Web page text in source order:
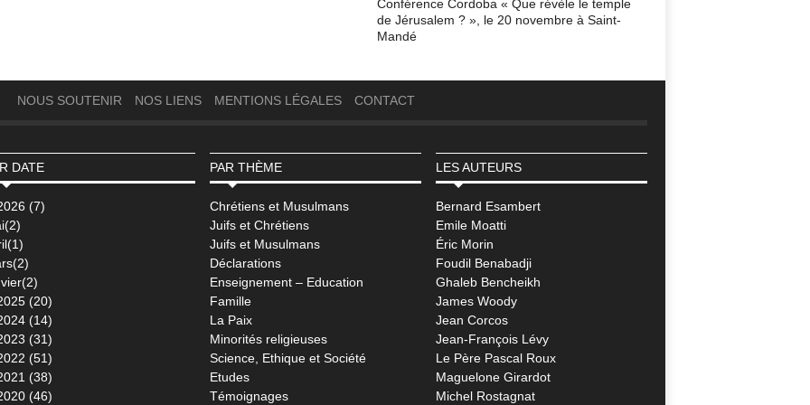
Conférence Cordoba « Que révèle le temple
de Jérusalem ? », le 20 novembre à Saint-
Mandé
NOUS SOUTENIR NOS LIENS MENTIONS LÉGALES CONTACT
DATE
(7)
(20)
(14)
(31)
(51)
(38)
(46)
PAR THÈME
Chrétiens et Musulmans
Juifs et Chrétiens
Juifs et Musulmans
Déclarations
Enseignement – Education
Famille
La Paix
Minorités religieuses
Science, Ethique et Société
Etudes
Témoignages
LES AUTEURS
Bernard Esambert
Emile Moatti
Éric Morin
Foudil Benabadji
Ghaleb Bencheikh
James Woody
Jean Corcos
Jean-François Lévy
Le Père Pascal Roux
Maguelone Girardot
Michel Rostagnat